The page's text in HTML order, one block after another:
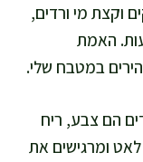
וקצת מי ורדים,
האמת
במטבח שלי.
הם צבע, ריח
ומרגישים את